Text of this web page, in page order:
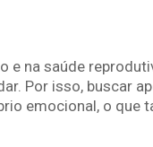
na saúde
Por isso, buscar
emocional, o que